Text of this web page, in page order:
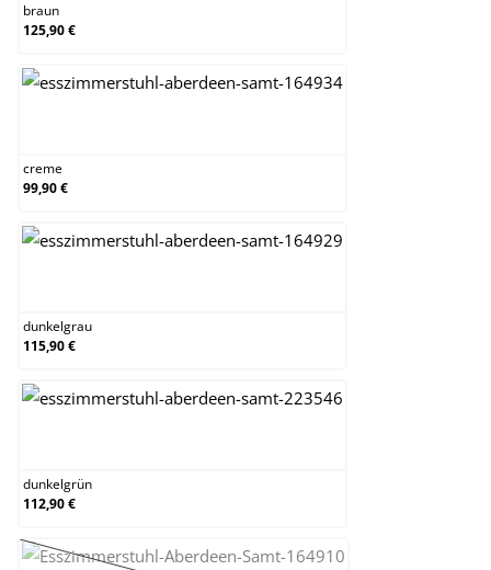
braun
125,90 €
creme
99,90 €
dunkelgrau
115,90 €
dunkelgrün
112,90 €